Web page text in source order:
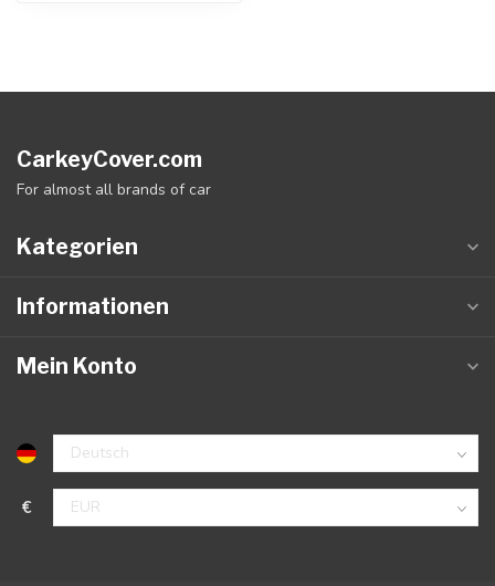
CarkeyCover.com
For almost all brands of car
Kategorien
Informationen
Mein Konto
€